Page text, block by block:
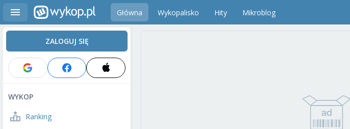
Główna Wykopalisko Hity Mikroblog
ZALOGUJ SIĘ
WYKOP
Ranking